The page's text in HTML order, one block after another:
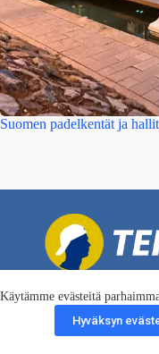
Käytämme evästeitä
Hyväksyn
Suomen padelkentät ja